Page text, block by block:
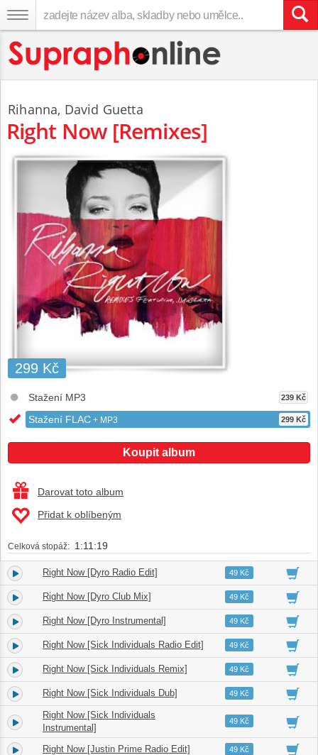
Rihanna, David Guetta
Right Now [Remixes]
299 Kč
Stažení MP3 239 Kč
Stažení FLAC + MP3 299 Kč
Koupit album
Darovat toto album
Přidat k oblíbeným
Celková stopáž: 1:11:19
1. Right Now [Dyro Radio Edit] 03:0549 Kč
2. Right Now [Dyro Club Mix] 04:0649 Kč
3. Right Now [Dyro Instrumental] 04:0649 Kč
4. Right Now [Sick Individuals Radio Edit] 03:1649 Kč
5. Right Now [Sick Individuals Remix] 05:3149 Kč
6. Right Now [Sick Individuals Dub] 05:1749 Kč
7.
Right Now [Sick Individuals
Instrumental]
05:3149 Kč
8. Right Now [Justin Prime Radio Edit] 04:0049 Kč